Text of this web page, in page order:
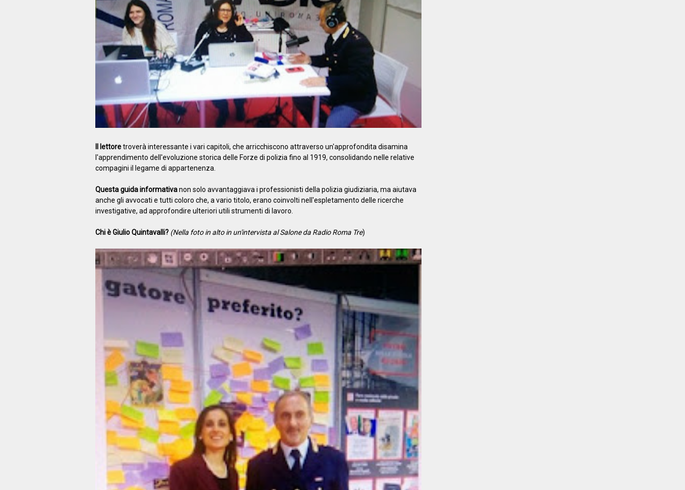
Il lettoretroverà interessante i vari capitoli, che arricchiscono attraverso un'approfondita disamina
l'apprendimento dell'evoluzione storica delle Forze di polizia fino al 1919, consolidando nelle relative
compagini il legame di appartenenza.
Questa guida informativanon solo avvantaggiava i professionisti della polizia giudiziaria, ma aiutava
anche gli avvocati e tutti coloro che, a vario titolo, erano coinvolti nell'espletamento delle ricerche
investigative, ad approfondire ulteriori utili strumenti di lavoro.
Chi è Giulio Quintavalli? (Nella foto in alto in un'intervista al Salone da Radio Roma Tre)